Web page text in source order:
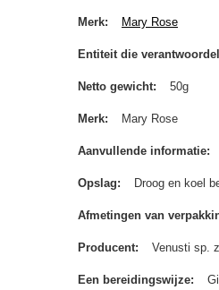
Merk Mary Rose
Entiteit die
Netto gewicht 50g
Merk Mary Rose
Aanvullende informatie
Opslag Droog en koel
Afmetingen van
Producent Venusti sp.
Een bereidingswijze